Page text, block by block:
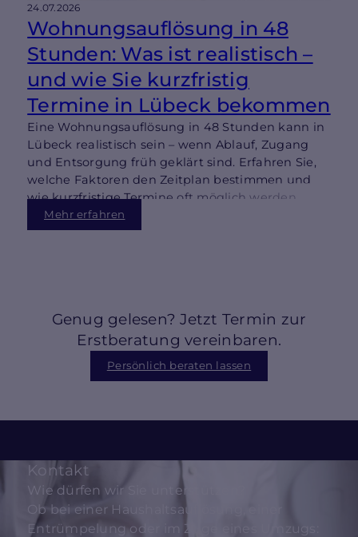
24.07.2026
Wohnungsauflösung in 48
Stunden: Was ist realistisch –
und wie Sie kurzfristig
Termine in Lübeck bekommen
Eine Wohnungsauflösung in 48 Stunden kann in
Lübeck realistisch sein – wenn Ablauf, Zugang
und Entsorgung früh geklärt sind. Erfahren Sie,
welche Faktoren den Zeitplan bestimmen und
wie kurzfristige Termine oft möglich werden.
Mehr erfahren
Genug gelesen? Jetzt Termin zur
Erstberatung vereinbaren.
Persönlich beraten lassen
Kontakt
Wie dürfen wir Sie unterstützen?
Ob bei einer Haushaltsauflösung, einer
Entrümpelung oder im Zuge eines Umzugs: